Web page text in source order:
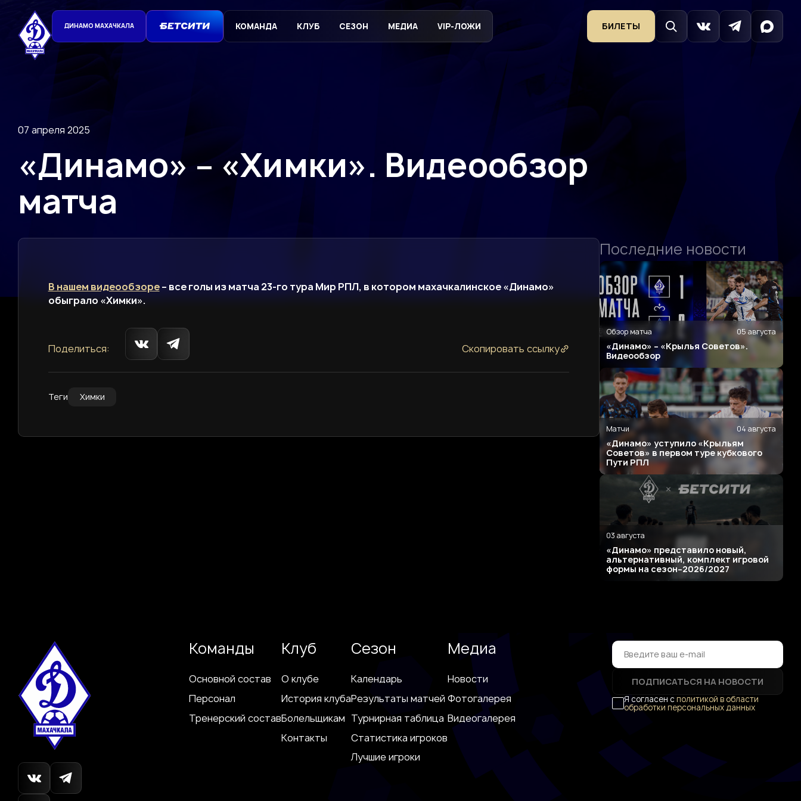
ДИНАМО МАХАЧКАЛА КОМАНДА КЛУБ СЕЗОН МЕДИА VIP-ЛОЖИ БИЛЕТЫ
07 апреля 2025
«Динамо» – «Химки». Видеообзор
матча
В нашем видеообзоре– все голы из матча 23-го тура Мир РПЛ, в котором махачкалинское «Динамо»
обыграло «Химки».
Поделиться: Скопировать ссылку
Теги Химки
Последние новости
Обзор матча 05 августа
«Динамо» – «Крылья Советов».
Видеообзор
Матчи 04 августа
«Динамо» уступило «Крыльям
Советов» в первом туре кубкового
Пути РПЛ
03 августа
«Динамо» представило новый,
альтернативный, комплект игровой
формы на сезон–2026/2027
Команды
Основной состав
Персонал
Тренерский состав
Клуб
О клубе
История клуба
Болельщикам
Контакты
Сезон
Календарь
Результаты матчей
Турнирная таблица
Статистика игроков
Лучшие игроки
Медиа
Новости
Фотогалерея
Видеогалерея
ПОДПИСАТЬСЯ НА НОВОСТИ
Я согласен сполитикой в области
обработки персональных данных